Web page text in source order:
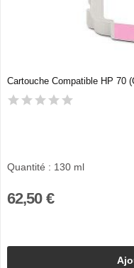
Cartouche Compatible HP 70
Quantité : 130 ml
62,50 €